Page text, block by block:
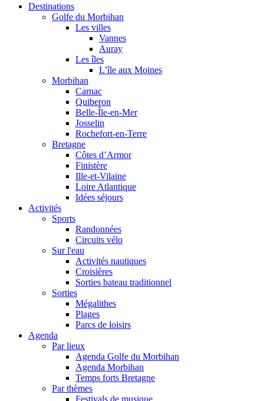
Destinations
Golfe du Morbihan
Les villes
Vannes
Auray
Les îles
L’île aux Moines
Morbihan
Carnac
Quiberon
Belle-Île-en-Mer
Josselin
Rochefort-en-Terre
Bretagne
Côtes d’Armor
Finistère
Ille-et-Vilaine
Loire Atlantique
Idées séjours
Activités
Sports
Randonnées
Circuits vélo
Sur l'eau
Activités nautiques
Croisières
Sorties bateau traditionnel
Sorties
Mégalithes
Plages
Parcs de loisirs
Agenda
Par lieux
Agenda Golfe du Morbihan
Agenda Morbihan
Temps forts Bretagne
Par thèmes
Festivals de musique